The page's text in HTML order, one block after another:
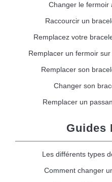
Changer le fermoir
Raccourcir un
Remplacez votre
Remplacer un fermoir
Remplacer son
Changer son
Remplacer un
Guides
Les différents types
Comment changer